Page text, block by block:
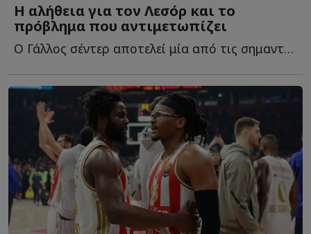
Η αλήθεια για τον Λεσόρ και το
πρόβλημα που αντιμετωπίζει
Ο Γάλλος σέντερ αποτελεί μία από τις σημαντικότερες μ...